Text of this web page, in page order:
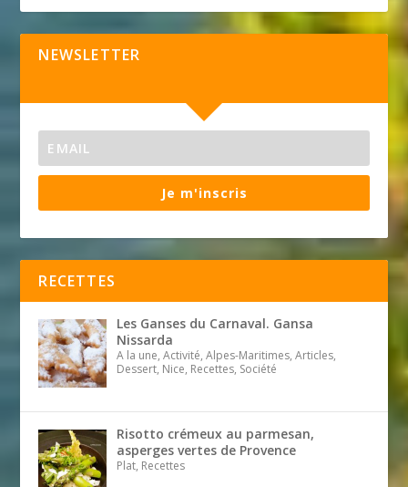
NEWSLETTER
Je m'inscris
RECETTES
Les Ganses du Carnaval. Gansa
Nissarda
A la une, Activité, Alpes-Maritimes, Articles,
Dessert, Nice, Recettes, Société
Risotto crémeux au parmesan,
asperges vertes de Provence
Plat, Recettes